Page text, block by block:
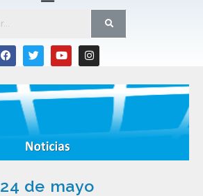
24 de mayo